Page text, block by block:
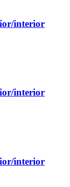
interior
interior
interior